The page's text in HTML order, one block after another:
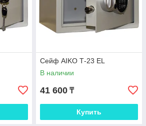
Сейф AIKO Т-23 EL
В наличии
41 600 ₸
Купить